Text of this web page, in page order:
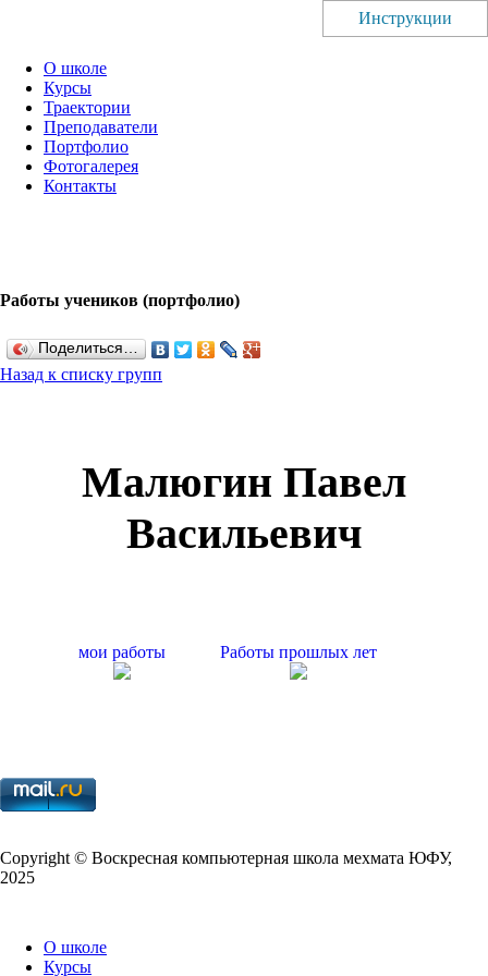
О школе
Курсы
Траектории
Преподаватели
Портфолио
Фотогалерея
Контакты
Работы учеников (портфолио)
Поделиться…
Назад к списку групп
Инструкции
Малюгин Павел
Васильевич
мои работы Работы прошлых лет
Copy­right © Воскресная компьютерная школа мехмата ЮФУ,
2025
О школе
Курсы